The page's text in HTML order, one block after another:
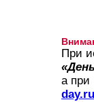
При
а при
day.ru